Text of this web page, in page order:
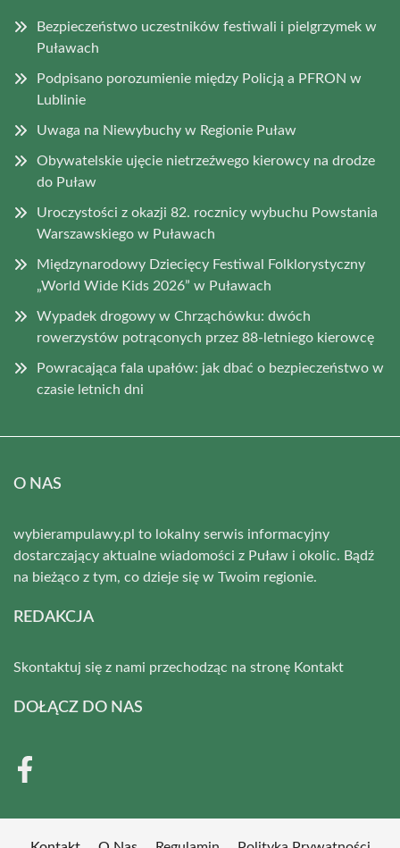
Bezpieczeństwo uczestników festiwali i pielgrzymek w
Puławach
Podpisano porozumienie między Policją a PFRON w
Lublinie
Uwaga na Niewybuchy w Regionie Puław
Obywatelskie ujęcie nietrzeźwego kierowcy na drodze
do Puław
Uroczystości z okazji 82. rocznicy wybuchu Powstania
Warszawskiego w Puławach
Międzynarodowy Dziecięcy Festiwal Folklorystyczny
„World Wide Kids 2026” w Puławach
Wypadek drogowy w Chrząchówku: dwóch
rowerzystów potrąconych przez 88-letniego kierowcę
Powracająca fala upałów: jak dbać o bezpieczeństwo w
czasie letnich dni
O NAS
wybierampulawy.pl to lokalny serwis informacyjny
dostarczający aktualne wiadomości z Puław i okolic. Bądź
na bieżąco z tym, co dzieje się w Twoim regionie.
REDAKCJA
Skontaktuj się z nami przechodząc na stronę Kontakt
DOŁĄCZ DO NAS